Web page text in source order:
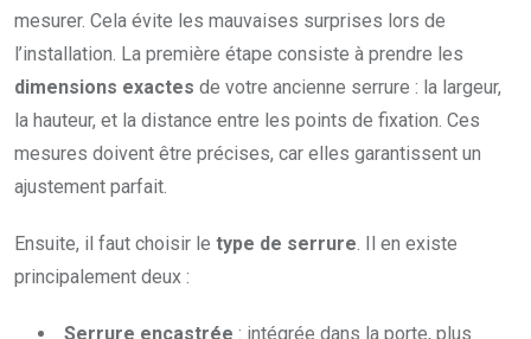
mesurer. Cela évite les mauvaises surprises lors de
l’installation. La première étape consiste à prendre les
dimensions exactes de votre ancienne serrure : la largeur,
la hauteur, et la distance entre les points de fixation. Ces
mesures doivent être précises, car elles garantissent un
ajustement parfait.
Ensuite, il faut choisir le type de serrure. Il en existe
principalement deux :
Serrure encastrée : intégrée dans la porte, plus